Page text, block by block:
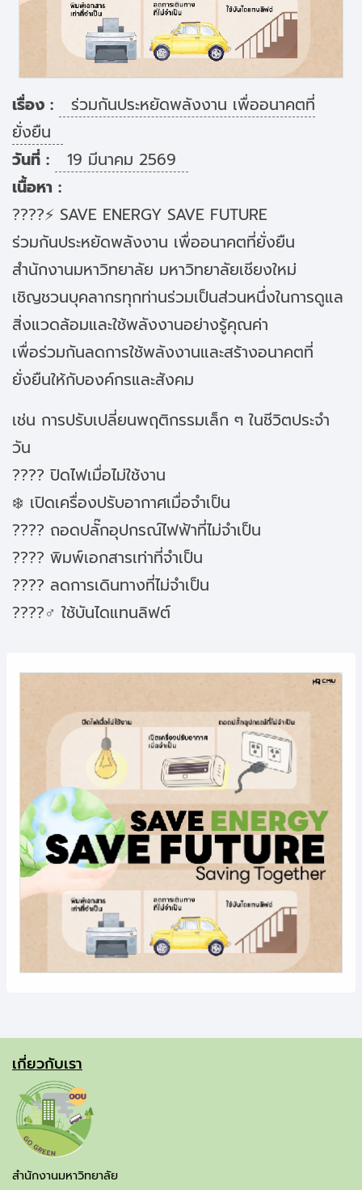
เรื่อง :
ร่วมกันประหยัดพลังงาน เพื่ออนาคตที่
ยั่งยืน
วันที่ :
19 มีนาคม 2569
เนื้อหา :
????⚡ SAVE ENERGY SAVE FUTURE
ร่วมกันประหยัดพลังงาน เพื่ออนาคตที่ยั่งยืน
สำนักงานมหาวิทยาลัย มหาวิทยาลัยเชียงใหม่
เชิญชวนบุคลากรทุกท่านร่วมเป็นส่วนหนึ่งในการดูแล
สิ่งแวดล้อมและใช้พลังงานอย่างรู้คุณค่า
เพื่อร่วมกันลดการใช้พลังงานและสร้างอนาคตที่
ยั่งยืนให้กับองค์กรและสังคม
เช่น การปรับเปลี่ยนพฤติกรรมเล็ก ๆ ในชีวิตประจำ
วัน
???? ปิดไฟเมื่อไม่ใช้งาน
❄️ เปิดเครื่องปรับอากาศเมื่อจำเป็น
???? ถอดปลั๊กอุปกรณ์ไฟฟ้าที่ไม่จำเป็น
????️ พิมพ์เอกสารเท่าที่จำเป็น
???? ลดการเดินทางที่ไม่จำเป็น
????‍♂️ ใช้บันไดแทนลิฟต์
เกี่ยวกับเรา
สำนักงานมหาวิทยาลัย